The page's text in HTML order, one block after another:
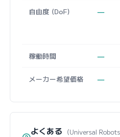
自由度 (DoF) —
稼働時間 —
メーカー希望価格 —
よくある
（Universal